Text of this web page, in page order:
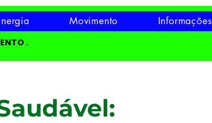
Movimento Informações
.